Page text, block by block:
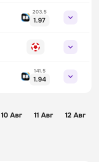
203.5
1.97
141.5
1.94
10 Авг 11 Авг 12 Авг